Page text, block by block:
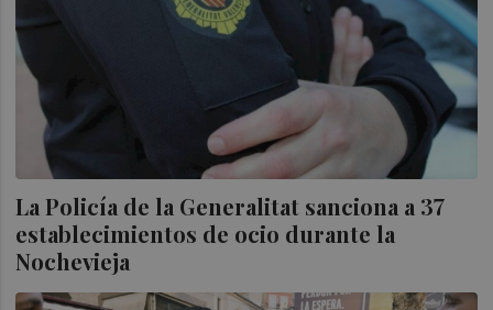
La Policía de la Generalitat sanciona a 37
establecimientos de ocio durante la
Nochevieja